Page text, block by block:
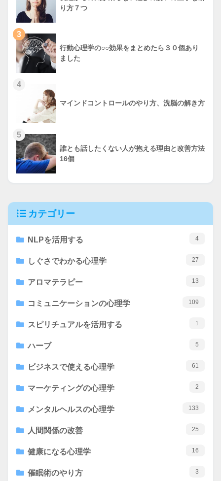
り方７つ
3
行動心理学の○○効果をまとめたら３０個あり
ました
4
マインドコントロールのやり方、洗脳の解き方
5
誰とも話したくない人が抱える理由と改善方法
16個
カテゴリー
NLPを活用する 4
しぐさでわかる心理学 27
アロマテラピー 13
コミュニケーションの心理学 109
スピリチュアルを活用する 1
ハーブ 5
ビジネスで使える心理学 61
マーケティングの心理学 2
メンタルヘルスの心理学 133
人間関係の改善 25
健康になる心理学 16
催眠術のやり方 3